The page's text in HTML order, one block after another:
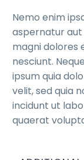
Nemo enim
aspernatur aut
magni dolores
nesciunt.
ipsum quia
velit, sed quia
incidunt ut
quaerat